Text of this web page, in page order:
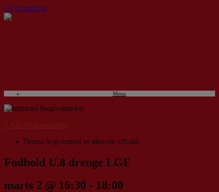
Gå til indhold
Menu
Denne begivenhed er allerede afholdt.
Fodbold U.8 drenge LGF
marts 2 @ 16:30 - 18:00